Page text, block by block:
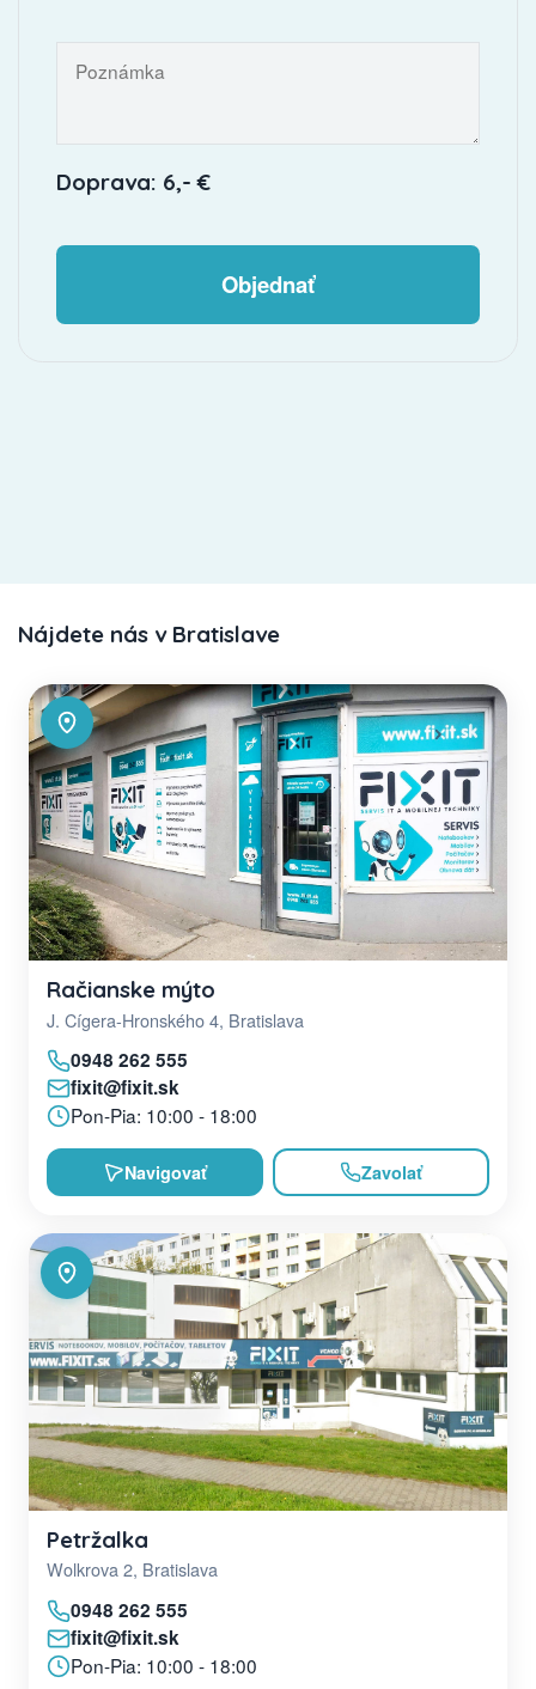
Doprava: 6,- €
Objednať
Nájdete nás v Bratislave
Račianske mýto
J. Cígera-Hronského 4, Bratislava
0948 262 555
fixit@fixit.sk
Pon-Pia: 10:00 - 18:00
Navigovať Zavolať
Petržalka
Wolkrova 2, Bratislava
0948 262 555
fixit@fixit.sk
Pon-Pia: 10:00 - 18:00